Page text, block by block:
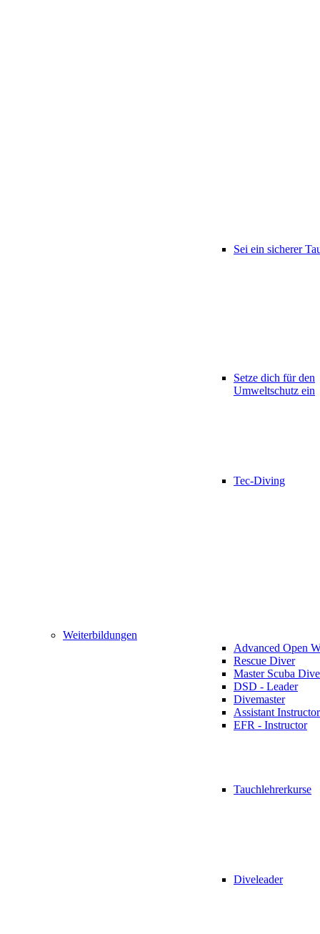
Sei ein sicherer
Setze dich für den
Umweltschutz ein
Tec-Diving
Weiterbildungen
Advanced Open
Rescue Diver
Master Scuba
DSD - Leader
Divemaster
Assistant Instructor
EFR - Instructor
Tauchlehrerkurse
Diveleader